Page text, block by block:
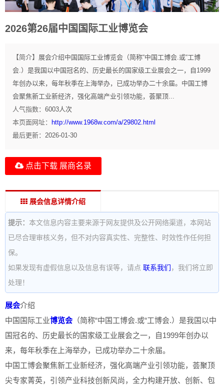
2026第26届中国国际工业博览会
【简介】 展会介绍中国国际工业博览会（简称“中国工博会.或“工博
会.）是我国以中国冠名的、历史最长的国家级工业展会之一，自1999
年创办以来，每年秋季在上海举办，已成功举办二十余届。中国工博
会聚焦新工业新经济，强化高端产业引领功能，荟聚顶...
人气指数： 6003人次
本页面网址：
http://www.1968w.com/a/29802.html
最后更新： 2026-01-30
点击下载 展商名录
展会信息详情介绍
提示： 本文信息内容主要来源于网友提供及公开网络渠道，本网站
已尽合理审核义务，但不对内容真实性、完整性、时效性作任何担
保。
如果发现有虚假信息以及信息有误等，请点 联系我们 ，我们将立即
处理！
展会介绍
中国国际工业博览会 （简称“中国工博会.或“工博会.）是我国以中
国冠名的、历史最长的国家级工业展会之一，自1999年创办以
来，每年秋季在上海举办，已成功举办二十余届。
中国工博会聚焦新工业新经济，强化高端产业引领功能，荟聚顶
尖专家菁英，引领产业科技创新风尚，全力构建开放、创新、包